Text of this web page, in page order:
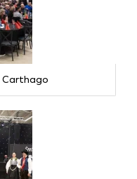
Carthago